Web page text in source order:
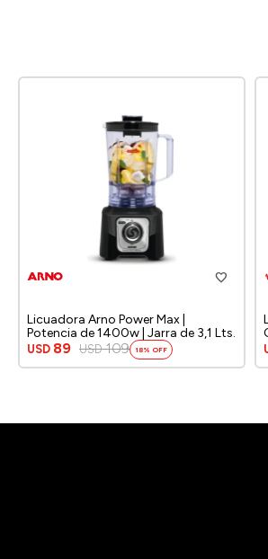
Licuadora Arno Power Max |
Potencia de 1400w | Jarra de 3,1 Lts.
USD 89 USD 109 18